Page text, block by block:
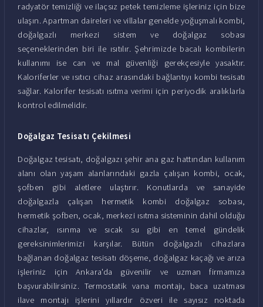
radyatör temizliği ve ilaçsız petek temizleme işleriniz için bize
ulaşın. Apartman daireleri ve villalar genelde yoğuşmalı kombi,
doğalgazlı merkezi sistem ve doğalgaz sobası
seçeneklerinden biri ile ısıtılır. Şehrimizde bacalı kombilerin
kullanımı ise can ve mal güvenliği gerekçesiyle yasaktır.
Kaloriferler ve ısıtıcı cihaz arasındaki bağlantıyı kombi tesisatı
sağlar. Kalorifer tesisatı ısıtma verimi için periyodik aralıklarla
kontrol edilmelidir.
Doğalgaz Tesisatı Çekilmesi
Doğalgaz tesisatı, doğalgazı şehir ana gaz hattından kullanım
alanı olan yaşam alanlarındaki gazla çalışan kombi, ocak,
şofben gibi aletlere ulaştırır. Konutlarda ve sanayide
doğalgazla çalışan hermetik kombi doğalgaz sobası,
hermetik şofben, ocak, merkezi ısıtma sisteminin dahil olduğu
cihazlar, ısınma ve sıcak su gibi en temel gündelik
gereksinimlerimizi karşılar. Bütün doğalgazlı cihazlara
bağlanan doğalgaz tesisatı döşeme, doğalgaz kaçağı ve arıza
işleriniz için Ankara'da güvenilir ve uzman firmamıza
başvurabilirsiniz. Termostatik vana montajı, baca uzatması
ilave montajı işlerini yıllardır özveri ile sayısız noktada